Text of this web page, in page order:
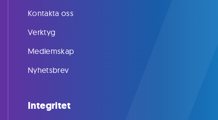
Kontakta oss
Verktyg
Medlemskap
Nyhetsbrev
Integritet